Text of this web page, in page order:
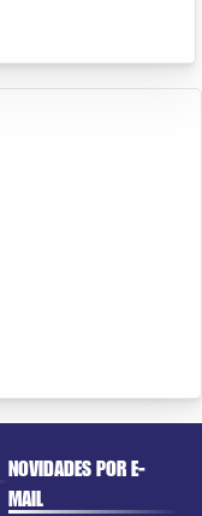
NOVIDADES POR E-
MAIL